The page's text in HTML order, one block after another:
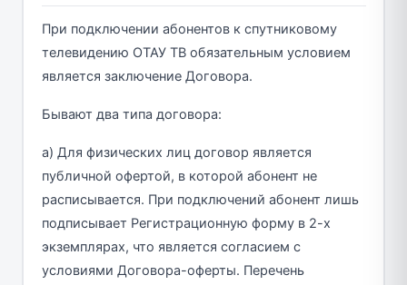
При подключении абонентов к спутниковому
телевидению ОТАУ ТВ обязательным условием
является заключение Договора.
Бывают два типа договора:
а) Для физических лиц договор является
публичной офертой, в которой абонент не
расписывается. При подключений абонент лишь
подписывает Регистрационную форму в 2-х
экземплярах, что является согласием с
условиями Договора-оферты. Перечень